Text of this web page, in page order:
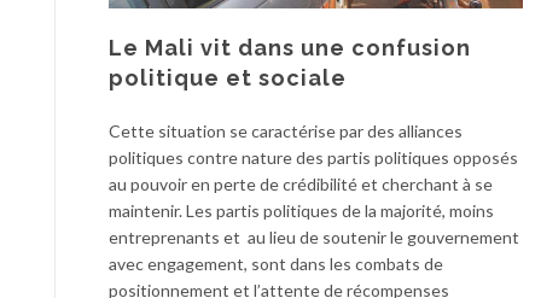
Le Mali vit dans une confusion
politique et sociale
Cette situation se caractérise par des alliances
politiques contre nature des partis politiques opposés
au pouvoir en perte de crédibilité et cherchant à se
maintenir. Les partis politiques de la majorité, moins
entreprenants et au lieu de soutenir le gouvernement
avec engagement, sont dans les combats de
positionnement et l’attente de récompenses